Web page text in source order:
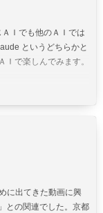
Ｉでも他のＡＩでは
というどちらかと
Ｉで楽しんでみます。
に出てきた動画に興
との関連でした。京都